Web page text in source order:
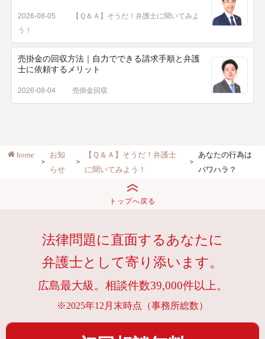
2026-08-05
【Ｑ＆Ａ】そうだ！弁護士に聞いてみよ
う！
売掛金の回収方法｜自力でできる請求手順と弁護
士に依頼するメリット
2026-08-04 売掛金回収
home
お知
らせ
【Ｑ＆Ａ】そうだ！弁護士
に聞いてみよう！
あなたの行為は
パワハラ？
トップへ戻る
法律問題に直面するあなたに
弁護士として寄り添います。
広島最大級。相談件数39,000件以上。
※2025年12月末時点（事務所総数）